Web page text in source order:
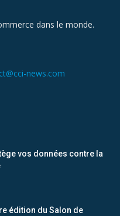
dans le monde.
news.com
vos données contre la
édition du Salon de